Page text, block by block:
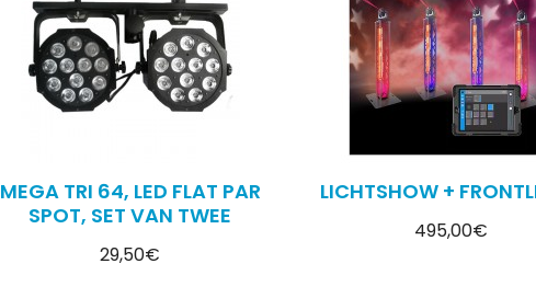
MEGA TRI 64, LED FLAT PAR
SPOT, SET VAN TWEE
29,50€
LICHTSHOW +
495,00€